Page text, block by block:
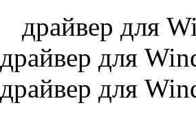
драйвер для
драйвер для
драйвер для